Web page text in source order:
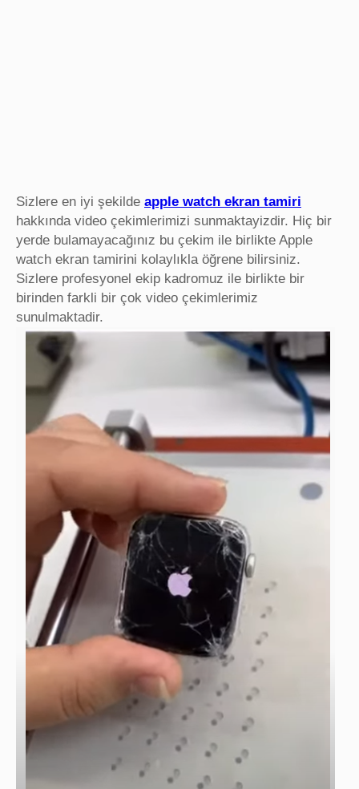
Sizlere en iyi şekilde apple watch ekran tamiri
hakkında video çekimlerimizi sunmaktayizdir. Hiç bir
yerde bulamayacağınız bu çekim ile birlikte Apple
watch ekran tamirini kolaylıkla öğrene bilirsiniz.
Sizlere profesyonel ekip kadromuz ile birlikte bir
birinden farkli bir çok video çekimlerimiz
sunulmaktadir.